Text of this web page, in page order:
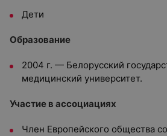
Дети
Образование
2004 г. — Белорусский
медицинский университет.
Участие в ассоциациях
Член Европейского общества